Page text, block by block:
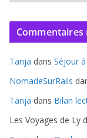
r
c
v
e
s
Commentaires
Tanja dans Séjour
NomadeSurRails
Tanja dans Bilan
Les Voyages de Ly